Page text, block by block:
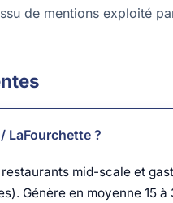
de mentions exploité
LaFourchette ?
mid-scale et
Génère en moyenne 15